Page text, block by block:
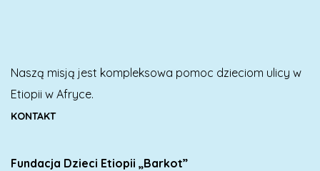
Naszą misją jest kompleksowa pomoc dzieciom ulicy w
Etiopii w Afryce.
KONTAKT
Fundacja Dzieci Etiopii „Barkot”